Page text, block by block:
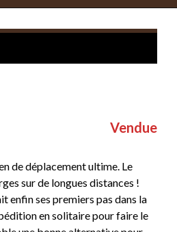
Vendue
de déplacement ultime. Le
sur de longues distances !
enfin ses premiers pas dans la
en solitaire pour faire le